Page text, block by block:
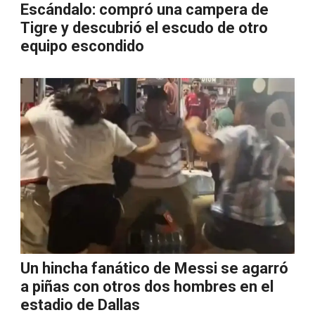
Escándalo: compró una campera de
Tigre y descubrió el escudo de otro
equipo escondido
Un hincha fanático de Messi se agarró
a piñas con otros dos hombres en el
estadio de Dallas